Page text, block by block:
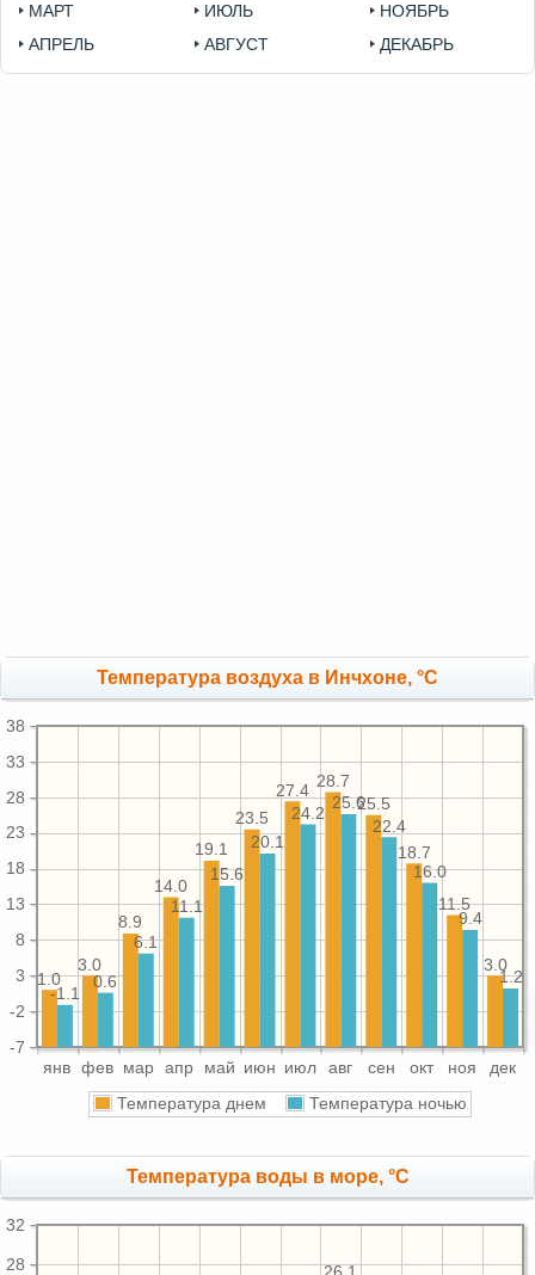
МАРТ
АПРЕЛЬ
ИЮЛЬ
АВГУСТ
НОЯБРЬ
ДЕКАБРЬ
Температура воздуха в Инчхоне, °C
янв фев мар апр май июн июл авг сен окт ноя дек
-7
-2
3
8
13
18
23
28
33
38
3.0
11.5
18.7
25.5
28.7
27.4
23.5
19.1
14.0
8.9
3.0
1.0 1.2
9.4
16.0
22.4
25.6
24.2
20.1
15.6
11.1
6.1
0.6
-1.1
Температура днем Температура ночью
Температура воды в море, °C
28
32